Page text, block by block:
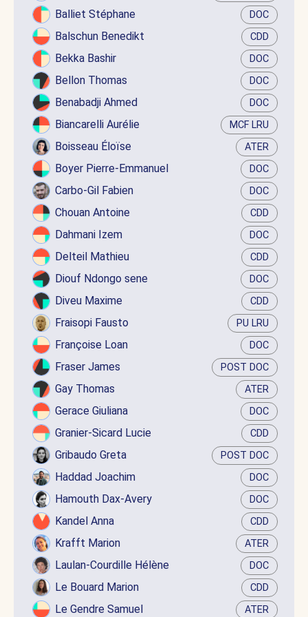
Balliet Stéphane DOC
Balschun Benedikt CDD
Bekka Bashir DOC
Bellon Thomas DOC
Benabadji Ahmed DOC
Biancarelli Aurélie MCF LRU
Boisseau Éloïse ATER
Boyer Pierre-Emmanuel DOC
Carbo-Gil Fabien DOC
Chouan Antoine CDD
Dahmani Izem DOC
Delteil Mathieu CDD
Diouf Ndongo sene DOC
Diveu Maxime CDD
Fraisopi Fausto PU LRU
Françoise Loan DOC
Fraser James POST DOC
Gay Thomas ATER
Gerace Giuliana DOC
Granier-Sicard Lucie CDD
Gribaudo Greta POST DOC
Haddad Joachim DOC
Hamouth Dax-Avery DOC
Kandel Anna CDD
Krafft Marion ATER
Laulan-Courdille Hélène DOC
Le Bouard Marion CDD
Le Gendre Samuel ATER